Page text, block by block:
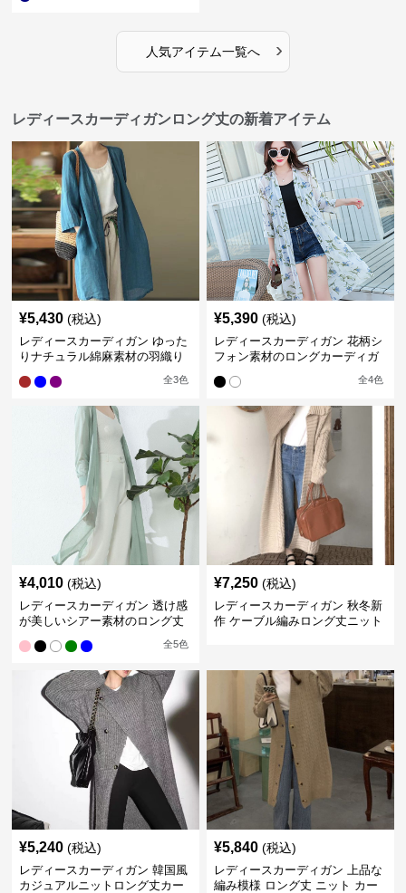
人気アイテム一覧へ ›
レディースカーディガンロング丈の新着アイテム
¥5,430 (税込)
レディースカーディガン ゆった
りナチュラル綿麻素材の羽織り
全3色
¥5,390 (税込)
レディースカーディガン 花柄シ
フォン素材のロングカーディガ
全4色
¥4,010 (税込)
レディースカーディガン 透け感
が美しいシアー素材のロング丈
全5色
¥7,250 (税込)
レディースカーディガン 秋冬新
作 ケーブル編みロング丈ニット
¥5,240 (税込)
レディースカーディガン 韓国風
カジュアルニットロング丈カー
¥5,840 (税込)
レディースカーディガン 上品な
編み模様 ロング丈 ニット カー